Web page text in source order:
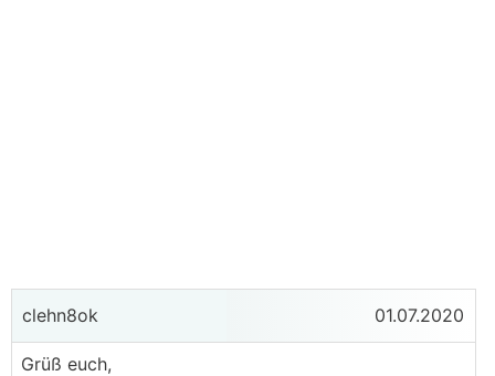
clehn8ok 01.07.2020
Grüß euch,